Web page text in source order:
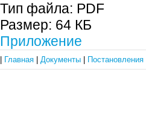
Тип файла: PDF
Размер: 64 КБ
Приложение
Главная Документы Постановления